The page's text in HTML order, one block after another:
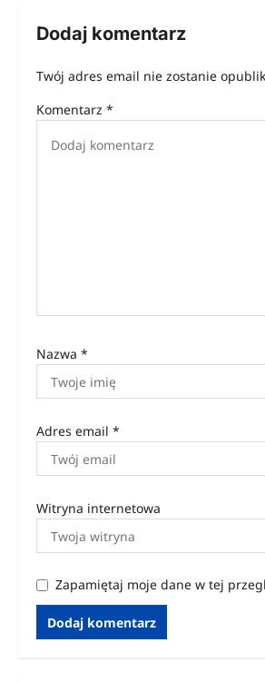
i
a
c
s
u
Dodaj komentarz
Twój adres email nie zostanie
Komentarz *
Nazwa *
Adres email *
Witryna internetowa
Zapamiętaj moje dane w tej